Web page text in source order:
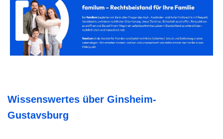
Wissenswertes über Ginsheim-
Gustavsburg